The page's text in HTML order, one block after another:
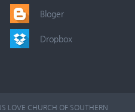
Bloger
Dropbox
LOVE CHURCH OF SOUTHERN